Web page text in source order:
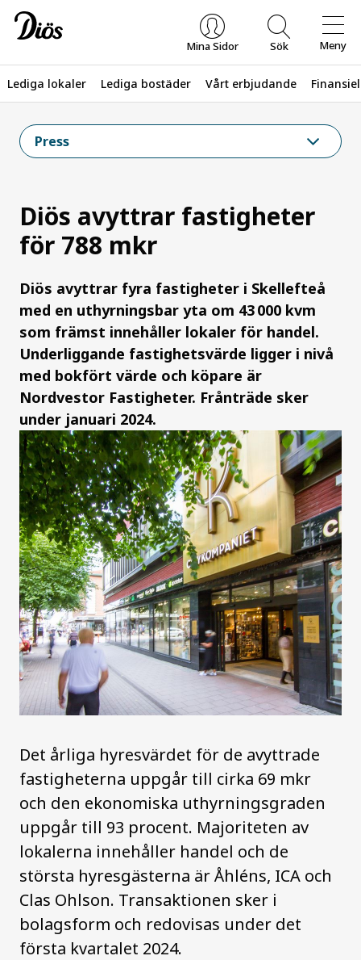
Mina Sidor Sök Meny
Lediga lokaler Lediga bostäder Vårt erbjudande
Press
Diös avyttrar fastigheter
för 788 mkr
Diös avyttrar fyra fastigheter i Skellefteå
med en uthyrningsbar yta om 43 000 kvm
som främst innehåller lokaler för handel.
Underliggande fastighetsvärde ligger i nivå
med bokfört värde och köpare är
Nordvestor Fastigheter. Frånträde sker
under januari 2024.
Det årliga hyresvärdet för de avyttrade
fastigheterna uppgår till cirka 69 mkr
och den ekonomiska uthyrningsgraden
uppgår till 93 procent. Majoriteten av
lokalerna innehåller handel och de
största hyresgästerna är Åhléns, ICA och
Clas Ohlson. Transaktionen sker i
bolagsform och redovisas under det
första kvartalet 2024.